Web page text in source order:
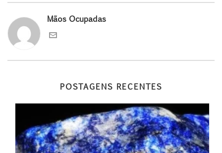
Mãos Ocupadas
POSTAGENS RECENTES